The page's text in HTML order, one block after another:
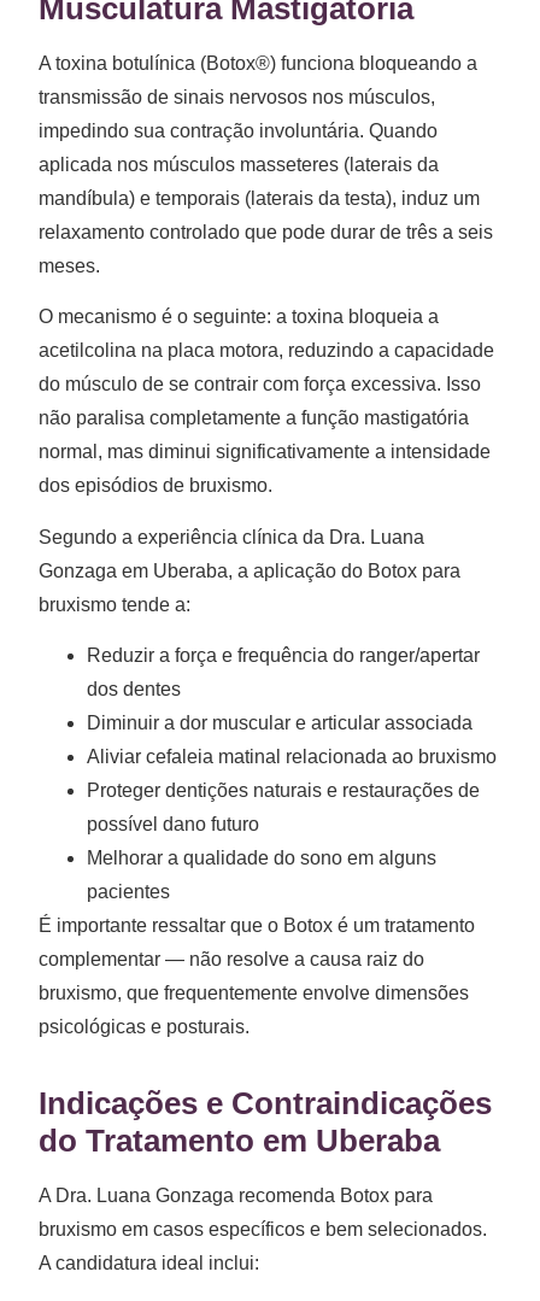
Musculatura Mastigatória
A toxina botulínica (Botox®) funciona bloqueando a
transmissão de sinais nervosos nos músculos,
impedindo sua contração involuntária. Quando
aplicada nos músculos masseteres (laterais da
mandíbula) e temporais (laterais da testa), induz um
relaxamento controlado que pode durar de três a seis
meses.
O mecanismo é o seguinte: a toxina bloqueia a
acetilcolina na placa motora, reduzindo a capacidade
do músculo de se contrair com força excessiva. Isso
não paralisa completamente a função mastigatória
normal, mas diminui significativamente a intensidade
dos episódios de bruxismo.
Segundo a experiência clínica da Dra. Luana
Gonzaga em Uberaba, a aplicação do Botox para
bruxismo tende a:
Reduzir a força e frequência do ranger/apertar
dos dentes
Diminuir a dor muscular e articular associada
Aliviar cefaleia matinal relacionada ao bruxismo
Proteger dentições naturais e restaurações de
possível dano futuro
Melhorar a qualidade do sono em alguns
pacientes
É importante ressaltar que o Botox é um tratamento
complementar — não resolve a causa raiz do
bruxismo, que frequentemente envolve dimensões
psicológicas e posturais.
Indicações e Contraindicações
do Tratamento em Uberaba
A Dra. Luana Gonzaga recomenda Botox para
bruxismo em casos específicos e bem selecionados.
A candidatura ideal inclui: